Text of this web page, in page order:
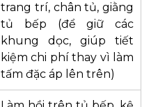
trang trí, chân tủ, giằng
tủ bếp (để giữ các
khung dọc, giúp tiết
kiệm chi phí thay vì làm
tấm đặc áp lên trên)